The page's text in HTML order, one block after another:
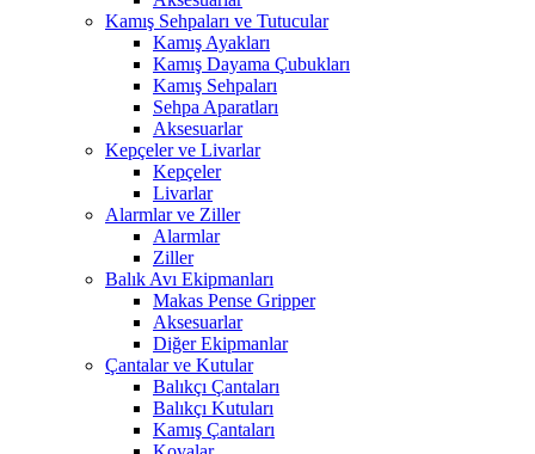
Kamış Sehpaları ve Tutucular
Kamış Ayakları
Kamış Dayama Çubukları
Kamış Sehpaları
Sehpa Aparatları
Aksesuarlar
Kepçeler ve Livarlar
Kepçeler
Livarlar
Alarmlar ve Ziller
Alarmlar
Ziller
Balık Avı Ekipmanları
Makas Pense Gripper
Aksesuarlar
Diğer Ekipmanlar
Çantalar ve Kutular
Balıkçı Çantaları
Balıkçı Kutuları
Kamış Çantaları